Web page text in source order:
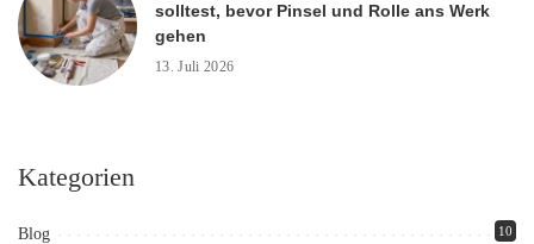
solltest, bevor Pinsel und Rolle ans Werk
gehen
13. Juli 2026
Kategorien
Blog 10